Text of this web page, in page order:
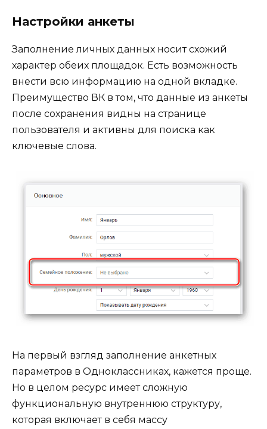
Настройки анкеты
Заполнение личных данных носит схожий
характер обеих площадок. Есть возможность
внести всю информацию на одной вкладке.
Преимущество ВК в том, что данные из анкеты
после сохранения видны на странице
пользователя и активны для поиска как
ключевые слова.
На первый взгляд заполнение анкетных
параметров в Одноклассниках, кажется проще.
Но в целом ресурс имеет сложную
функциональную внутреннюю структуру,
которая включает в себя массу